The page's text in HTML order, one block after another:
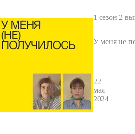
1 сезон 2
У меня не
22
мая
2024